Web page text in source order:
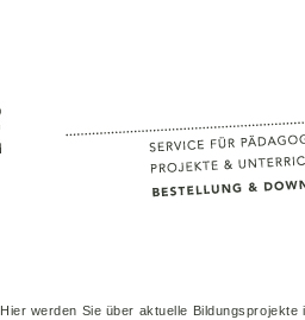
Hier werden Sie über aktuelle